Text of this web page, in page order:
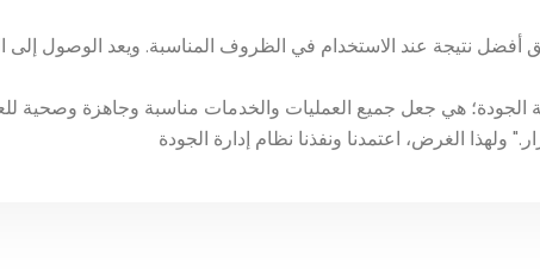
أفضل نتيجة عند الاستخدام في الظروف المناسبة. ويعد الوصول إلى
الجودة؛ هي جعل جميع العمليات والخدمات مناسبة وجاهزة وصحية